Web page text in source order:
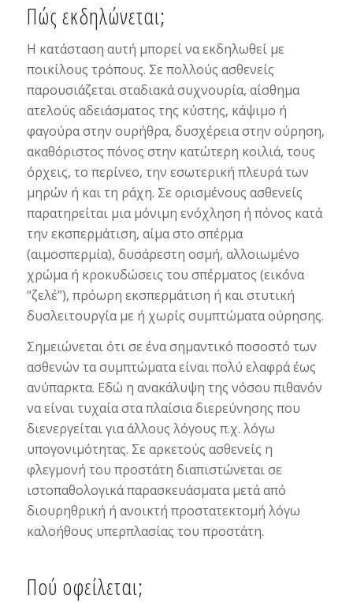
Πώς εκδηλώνεται;
Η κατάσταση αυτή μπορεί να εκδηλωθεί με
ποικίλους τρόπους. Σε πολλούς ασθενείς
παρουσιάζεται σταδιακά συχνουρία, αίσθημα
ατελούς αδειάσματος της κύστης, κάψιμο ή
φαγούρα στην ουρήθρα, δυσχέρεια στην ούρηση,
ακαθόριστος πόνος στην κατώτερη κοιλιά, τους
όρχεις, το περίνεο, την εσωτερική πλευρά των
μηρών ή και τη ράχη. Σε ορισμένους ασθενείς
παρατηρείται μια μόνιμη ενόχληση ή πόνος κατά
την εκσπερμάτιση, αίμα στο σπέρμα
(αιμοσπερμία), δυσάρεστη οσμή, αλλοιωμένο
χρώμα ή κροκυδώσεις του σπέρματος (εικόνα
“ζελέ”), πρόωρη εκσπερμάτιση ή και στυτική
δυσλειτουργία με ή χωρίς συμπτώματα ούρησης.
Σημειώνεται ότι σε ένα σημαντικό ποσοστό των
ασθενών τα συμπτώματα είναι πολύ ελαφρά έως
ανύπαρκτα. Εδώ η ανακάλυψη της νόσου πιθανόν
να είναι τυχαία στα πλαίσια διερεύνησης που
διενεργείται για άλλους λόγους π.χ. λόγω
υπογονιμότητας. Σε αρκετούς ασθενείς η
φλεγμονή του προστάτη διαπιστώνεται σε
ιστοπαθολογικά παρασκευάσματα μετά από
διουρηθρική ή ανοικτή προστατεκτομή λόγω
καλοήθους υπερπλασίας του προστάτη.
Πού οφείλεται;